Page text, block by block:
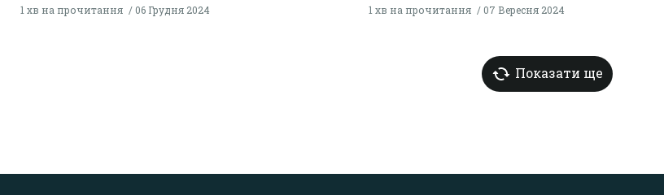
1 хв на прочитання 06 Грудня 2024 1 хв на прочитання 07 Вересня 2024
Показати ще